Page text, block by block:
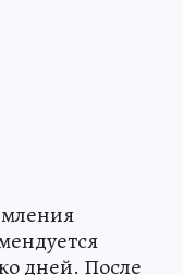
дней. После